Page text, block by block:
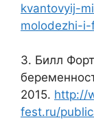
kvantovyij-
molodezhi-
3. Билл
2015. http://
fest.ru/